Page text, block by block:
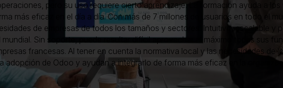
pero su uso requiere cierto aprendizaje. La formación ayuda a
más eficaz en el día a día. Con más de 7 millones de usuarios en todo el
de empresas de todos los tamaños y sectores. Intuitivo, escalable y
Sin soporte, puede resultar difícil aprovechar al máximo todas sus
francesas. Al tener en cuenta la normativa local y las necesidades de
adopción de Odoo y ayudan a integrarlo de forma más eficaz en la